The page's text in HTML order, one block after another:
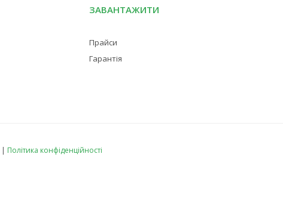
ЗАВАНТАЖИТИ
Прайси
Гарантія
| Політика конфіденційності